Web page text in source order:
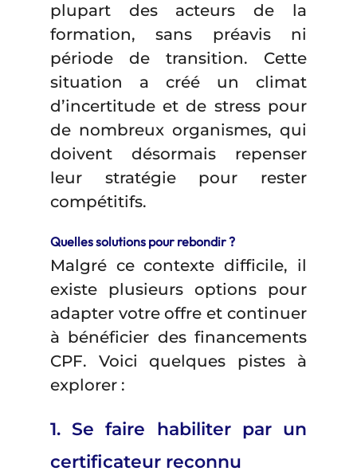
plupart des acteurs de la
formation, sans préavis ni
période de transition. Cette
situation a créé un climat
d’incertitude et de stress pour
de nombreux organismes, qui
doivent désormais repenser
leur stratégie pour rester
compétitifs.
Quelles solutions pour rebondir ?
Malgré ce contexte difficile, il
existe plusieurs options pour
adapter votre offre et continuer
à bénéficier des financements
CPF. Voici quelques pistes à
explorer :
1. Se faire habiliter par un
certificateur reconnu